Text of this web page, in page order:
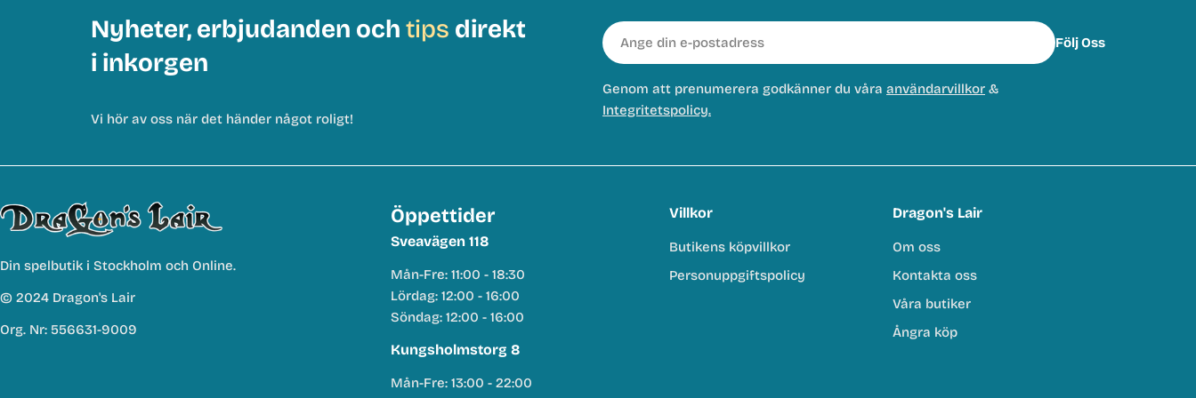
Nyheter, erbjudanden och tips direkt
i inkorgen
Vi hör av oss när det händer något roligt!
E-
post
Följ Oss
Genom att prenumerera godkänner du våra användarvillkor &
Integritetspolicy.
Din spelbutik i Stockholm och Online.
© 2024 Dragon's Lair
Org. Nr: 556631-9009
Öppettider
Sveavägen 118
Mån-Fre: 11:00 - 18:30
Lördag: 12:00 - 16:00
Söndag: 12:00 - 16:00
Kungsholmstorg 8
Mån-Fre: 13:00 - 22:00
Villkor
Butikens köpvillkor
Personuppgiftspolicy
Dragon's Lair
Om oss
Kontakta oss
Våra butiker
Ångra köp